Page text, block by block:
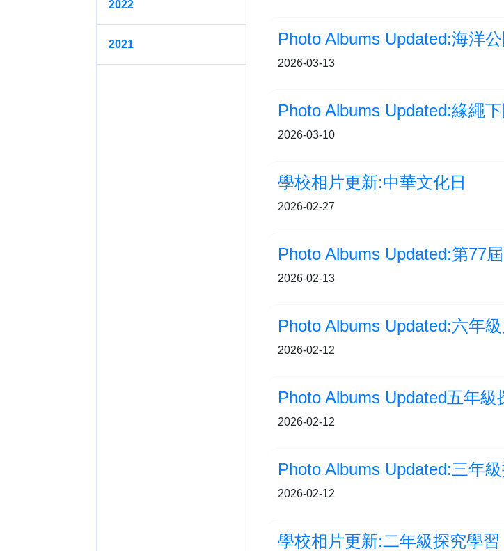
2022
2021
2026-03-13
Photo Albums Updated:緣繩
2026-03-10
學校相片更新:中華文化日
2026-02-27
Photo Albums Updated:第77
2026-02-13
Photo Albums Updated:六年
2026-02-12
Photo Albums Updated五年
2026-02-12
Photo Albums Updated:三年
2026-02-12
學校相片更新:二年級探究學